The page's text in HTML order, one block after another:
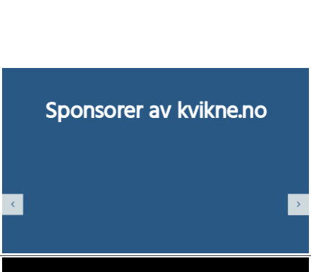
Sponsorer av kvikne.no